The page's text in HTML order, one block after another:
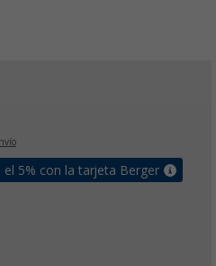
el 5% con la tarjeta Berger